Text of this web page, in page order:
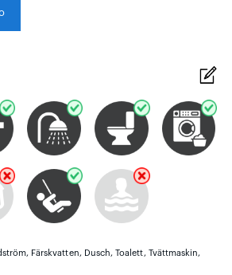
Färskvatten, Dusch, Toalett, Tvättmaskin,